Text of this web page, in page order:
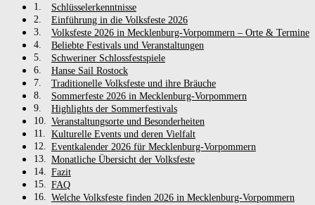
Schlüsselerkenntnisse
Einführung in die Volksfeste 2026
Volksfeste 2026 in Mecklenburg-Vorpommern – Orte & Termine
Beliebte Festivals und Veranstaltungen
Schweriner Schlossfestspiele
Hanse Sail Rostock
Traditionelle Volksfeste und ihre Bräuche
Sommerfeste 2026 in Mecklenburg-Vorpommern
Highlights der Sommerfestivals
Veranstaltungsorte und Besonderheiten
Kulturelle Events und deren Vielfalt
Eventkalender 2026 für Mecklenburg-Vorpommern
Monatliche Übersicht der Volksfeste
Fazit
FAQ
Welche Volksfeste finden 2026 in Mecklenburg-Vorpommern